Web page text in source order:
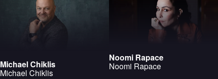
Michael Chiklis
Michael Chiklis
Noomi Rapace
Noomi Rapace